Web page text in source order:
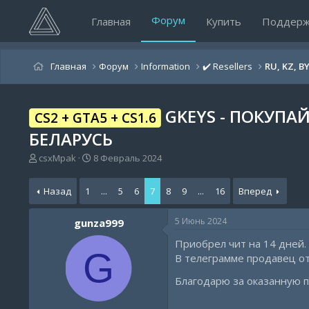
Главная Форум Купить
Главная Форум Information ✔️ Resellers RU, KZ,
CS2 + GTA5 + CS1.6 GKEYS -
БЕЛАРУСЬ
А
т
о
р
csxMpak
Д
т
н
а
л
8 Февраль 2024
Назад 1 ... 5 6 7 8 9 ... 16 Вперед
gunza999
G
5 Июнь 2024
Приобрел чит на 14 дней.
В телеграмме продавец
Благодарю за оказанную